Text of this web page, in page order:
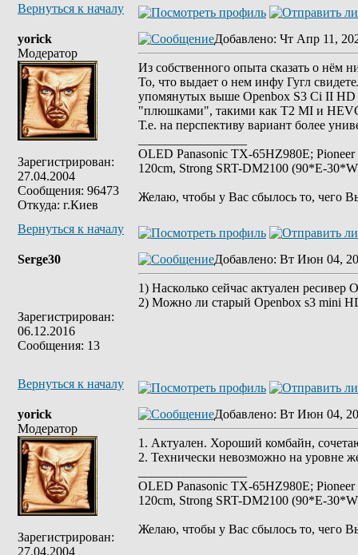
Вернуться к началу
yorick
Модератор
Зарегистрирован:
27.04.2004
Сообщения: 96473
Откуда: г.Киев
Добавлено: Чт Апр 11,
Из собственного опыта сказать о нём
То, что выдает о нем инфу Гугл
упомянутых выше Openbox S3 Ci II HD
"плюшками", такими как T2 MI и
Т.е. на перспективу вариант более
OLED Panasonic TX-65HZ980E;
120cm, Strong SRT-DM2100 (90*E-
Желаю, чтобы у Вас сбылось то, чего
Вернуться к началу
Serge30
Зарегистрирован:
06.12.2016
Сообщения: 13
Добавлено: Вт Июн 04,
1) Насколько сейчас актуален ресивер
2) Можно ли старый Openbox s3 mini
Вернуться к началу
yorick
Модератор
Зарегистрирован:
27.04.2004
Добавлено: Вт Июн 04,
1. Актуален. Хороший комбайн,
2. Технически невозможно на уровне
OLED Panasonic TX-65HZ980E;
120cm, Strong SRT-DM2100 (90*E-
Желаю, чтобы у Вас сбылось то, чего